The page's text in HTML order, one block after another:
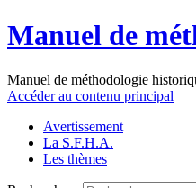
Manuel de
Manuel de méthodologie
Accéder au contenu principal
Avertissement
La S.F.H.A.
Les thèmes